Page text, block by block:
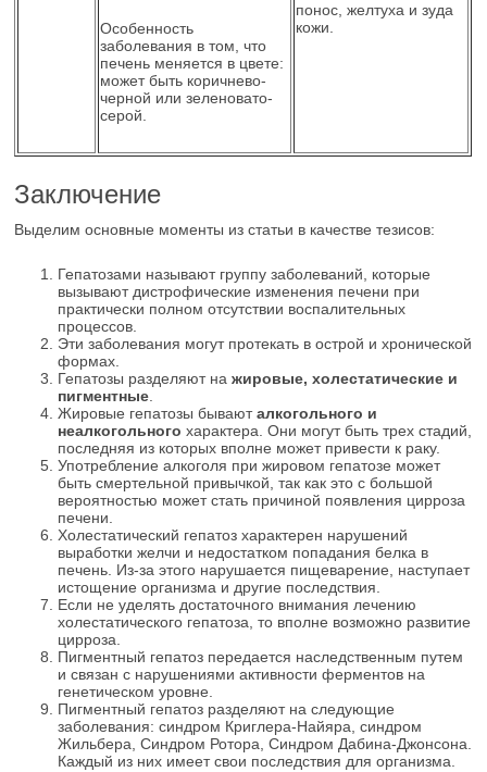
Особенность
заболевания в том, что
печень меняется в цвете:
может быть коричнево-
черной или зеленовато-
серой.
понос, желтуха и зуда
кожи.
Заключение
Выделим основные моменты из статьи в качестве тезисов:
Гепатозами называют группу заболеваний, которые
вызывают дистрофические изменения печени при
практически полном отсутствии воспалительных
процессов.
Эти заболевания могут протекать в острой и хронической
формах.
Гепатозы разделяют нажировые, холестатические и
пигментные.
Жировые гепатозы бываюталкогольного и
неалкогольногохарактера. Они могут быть трех стадий,
последняя из которых вполне может привести к раку.
Употребление алкоголя при жировом гепатозе может
быть смертельной привычкой, так как это с большой
вероятностью может стать причиной появления цирроза
печени.
Холестатический гепатоз характерен нарушений
выработки желчи и недостатком попадания белка в
печень. Из-за этого нарушается пищеварение, наступает
истощение организма и другие последствия.
Если не уделять достаточного внимания лечению
холестатического гепатоза, то вполне возможно развитие
цирроза.
Пигментный гепатоз передается наследственным путем
и связан с нарушениями активности ферментов на
генетическом уровне.
Пигментный гепатоз разделяют на следующие
заболевания: синдром Криглера-Найяра, синдром
Жильбера, Синдром Ротора, Синдром Дабина-Джонсона.
Каждый из них имеет свои последствия для организма.